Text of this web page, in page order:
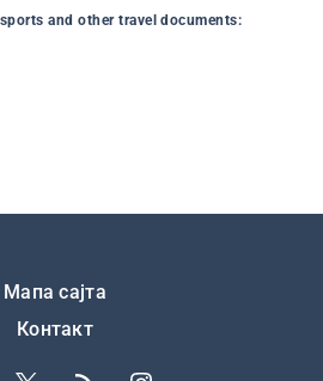
and other travel documents:
Мапа сајта
Контакт